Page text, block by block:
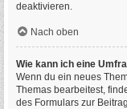
deaktivieren.
Nach oben
Wie kann ich eine
Wenn du ein neues
Themas bearbeitest,
des Formulars zur